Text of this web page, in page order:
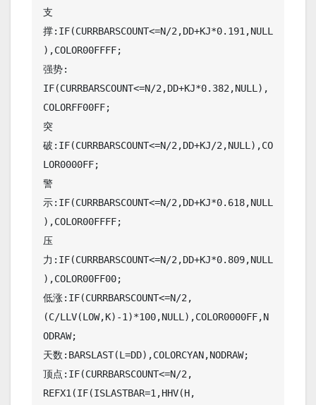
支
撑:IF(CURRBARSCOUNT<=N/2,DD+KJ*0.191,NULL
),COLOR00FFFF;
强势:
IF(CURRBARSCOUNT<=N/2,DD+KJ*0.382,NULL),
COLORFF00FF;
突
破:IF(CURRBARSCOUNT<=N/2,DD+KJ/2,NULL),CO
LOR0000FF;
警
示:IF(CURRBARSCOUNT<=N/2,DD+KJ*0.618,NULL
),COLOR00FFFF;
压
力:IF(CURRBARSCOUNT<=N/2,DD+KJ*0.809,NULL
),COLOR00FF00;
低涨:IF(CURRBARSCOUNT<=N/2,
(C/LLV(LOW,K)-1)*100,NULL),COLOR0000FF,N
ODRAW;
天数:BARSLAST(L=DD),COLORCYAN,NODRAW;
顶点:IF(CURRBARSCOUNT<=N/2,
REFX1(IF(ISLASTBAR=1,HHV(H,